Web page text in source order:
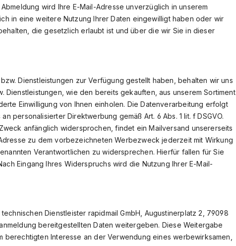
wird Ihre E-Mail-Adresse unverzüglich in unserem
in eine weitere Nutzung Ihrer Daten eingewilligt haben oder wir
die gesetzlich erlaubt ist und über die wir Sie in dieser
Dienstleistungen zur Verfügung gestellt haben, behalten wir uns
Dienstleistungen, wie den bereits gekauften, aus unserem Sortiment
Einwilligung von Ihnen einholen. Die Datenverarbeitung erfolgt
personalisierter Direktwerbung gemäß Art. 6 Abs. 1 lit. f DSGVO.
anfänglich widersprochen, findet ein Mailversand unsererseits
zu dem vorbezeichneten Werbezweck jederzeit mit Wirkung
Verantwortlichen zu widersprechen. Hierfür fallen für Sie
Eingang Ihres Widerspruchs wird die Nutzung Ihrer E-Mail-
Dienstleister rapidmail GmbH, Augustinerplatz 2, 79098
bereitgestellten Daten weitergeben. Diese Weitergabe
berechtigten Interesse an der Verwendung eines werbewirksamen,